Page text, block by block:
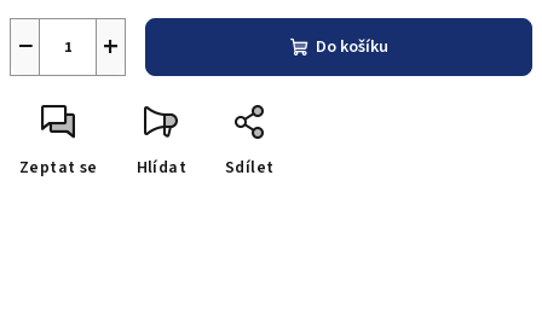
+
− Do košíku
Zeptat se Hlídat Sdílet